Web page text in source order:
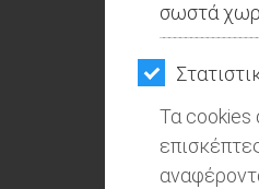
σωστά
Τα cookies